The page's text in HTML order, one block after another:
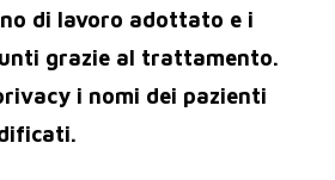
di lavoro adottato e i
grazie al trattamento.
i nomi dei pazienti